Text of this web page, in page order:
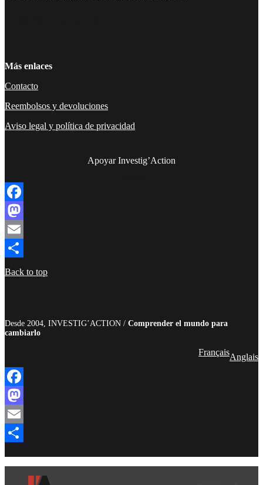
Más enlaces
Contacto
Reembolsos y devoluciones
Aviso legal y política de privacidad
Apoyar Investig’Action
Facebook
Mastodon
Email
Compartir
Back to top
Desde 2004, INVESTIG’ACTION / Comprender el mundo para
cambiarlo
FrançaisAnglais
Facebook
Mastodon
Email